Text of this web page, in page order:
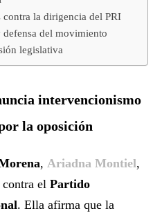
contra la dirigencia del PRI
defensa del movimiento
legislativa
intervencionismo
la oposición
, Ariadna Montiel,
contra el Partido
. Ella afirma que la